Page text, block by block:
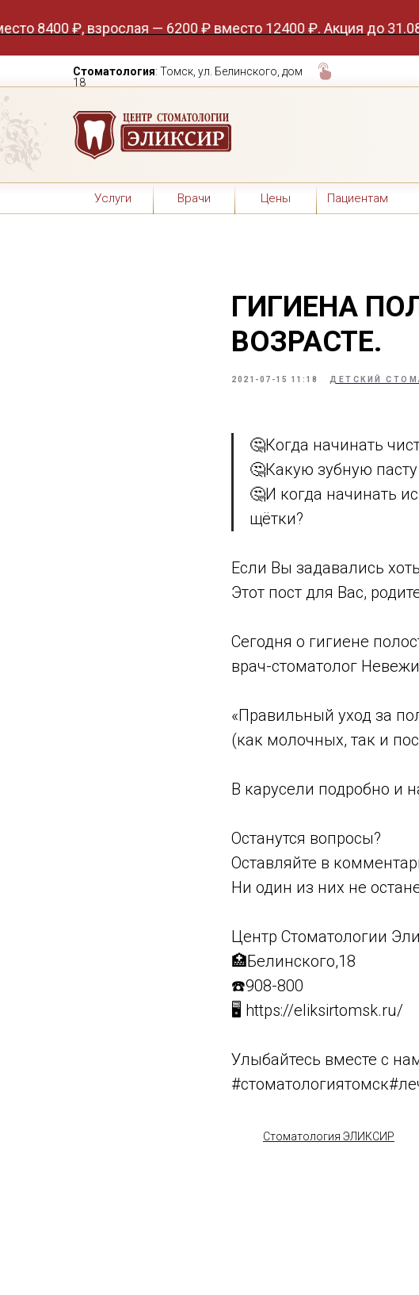
₽, взрослая — 6200 ₽ вместо 12400 ₽. Акция до 31.08.2026
Стоматология: Томск, ул. Белинского, дом
18
Услуги Врачи Цены Пациентам
ГИГИЕНА
ВОЗРАСТЕ.
2021-07-15 11:18 ДЕТСКИЙ
🤔Когда начинать
🤔Какую зубную
🤔И когда начинать
щётки?
Если Вы задавались
Этот пост для Вас,
Сегодня о гигиене
врач-стоматолог
«Правильный уход за
(как молочных, так и
В карусели подробно и
Останутся вопросы?
Оставляйте в
Ни один из них не
Центр Стоматологии
🏥Белинского,18
☎️908-800
🖥 https://eliksirtomsk.ru/
Улыбайтесь вместе с
Стоматология ЭЛИКСИР